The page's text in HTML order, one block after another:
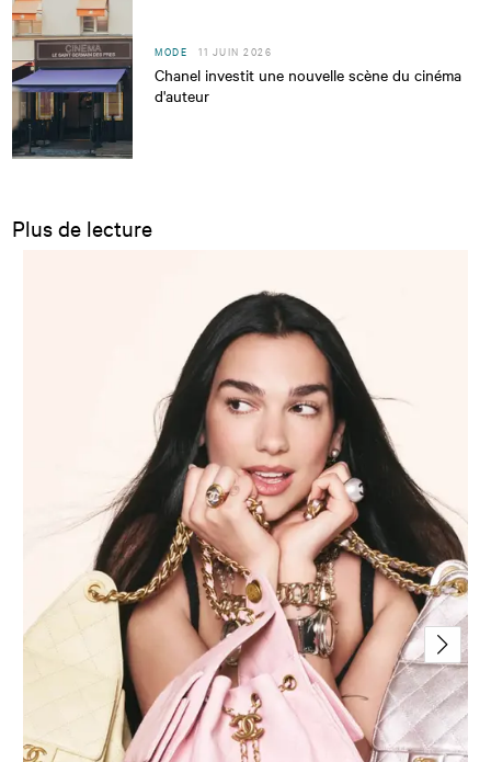
MODE 11 JUIN 2026
Chanel investit une nouvelle scène du cinéma
d'auteur
Plus de lecture